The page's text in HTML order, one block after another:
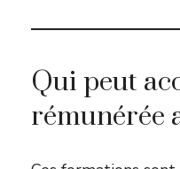
Qui peut
rémunérée